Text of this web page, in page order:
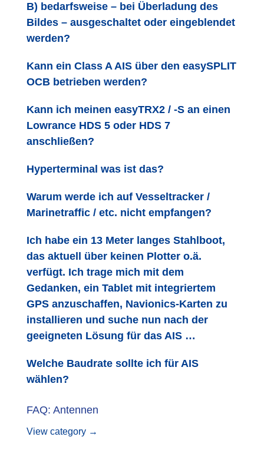
B) bedarfsweise – bei Überladung des
Bildes – ausgeschaltet oder eingeblendet
werden?
Kann ein Class A AIS über den easySPLIT
OCB betrieben werden?
Kann ich meinen easyTRX2 / -S an einen
Lowrance HDS 5 oder HDS 7
anschließen?
Hyperterminal was ist das?
Warum werde ich auf Vesseltracker /
Marinetraffic / etc. nicht empfangen?
Ich habe ein 13 Meter langes Stahlboot,
das aktuell über keinen Plotter o.ä.
verfügt. Ich trage mich mit dem
Gedanken, ein Tablet mit integriertem
GPS anzuschaffen, Navionics-Karten zu
installieren und suche nun nach der
geeigneten Lösung für das AIS …
Welche Baudrate sollte ich für AIS
wählen?
FAQ: Antennen
View category →